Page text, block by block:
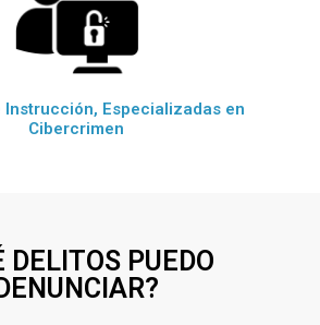
Instrucción, Especializadas en
Cibercrimen
DELITOS PUEDO
DENUNCIAR?